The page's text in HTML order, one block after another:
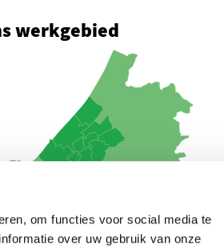
om functies voor social media te
over uw gebruik van onze
werkgebied